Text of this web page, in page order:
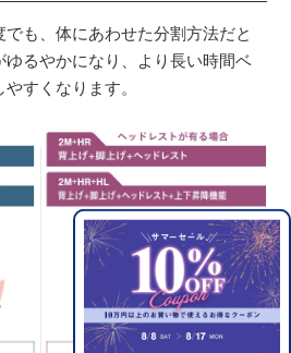
も、体にあわせた分割方法だと
るやかになり、より長い時間ベ
すくなります。